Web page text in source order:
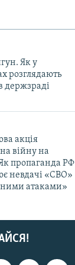
Як у
розглядають
держзраді
акція
війну на
пропаганда РФ
невдачі «СВО»
атаками»